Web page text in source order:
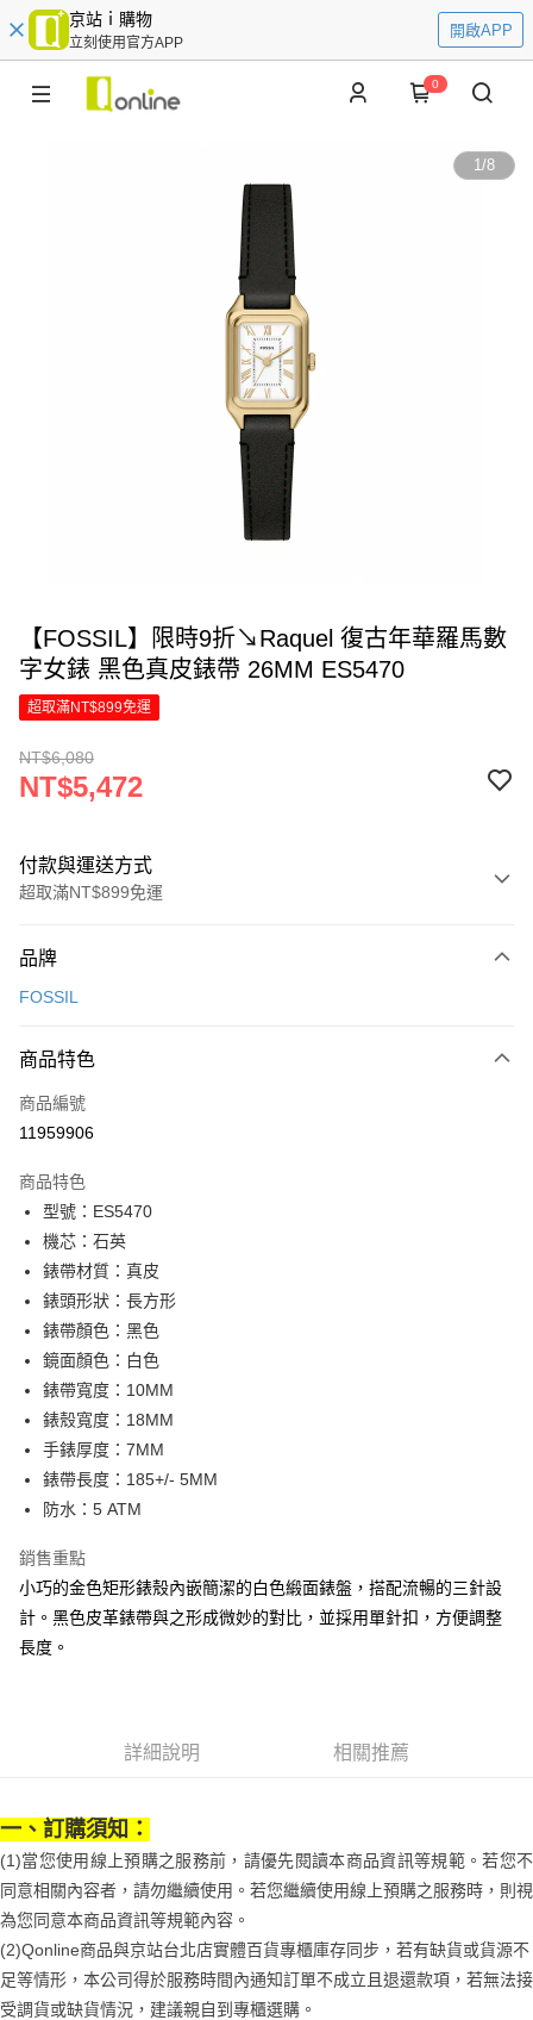
京站ｉ購物
立刻使用官方APP
開啟APP
0
1/8
【FOSSIL】限時9折↘Raquel 復古年華羅馬數
字女錶 黑色真皮錶帶 26MM ES5470
超取滿NT$899免運
NT$6,080
NT$5,472
付款與運送方式
超取滿NT$899免運
信用卡一次付款
6 期 0 利率 每期
合作金庫商業銀行
上海商業儲蓄銀行
臺灣中小企業銀行
匯豐（台灣）商業銀行
聯邦商業銀行
元大商業銀行
玉山商業銀行
台灣樂天信用卡公司
LINE Pay
Apple Pay
街口支付
悠遊付
Google Pay
全盈+PAY
大哥付你分期
相關說明
【大哥付你分期使用說明】
1.本服務由台灣大哥大提供，台灣大哥大用戶可立即使用無須另外申請。
2.付款方式選擇「大哥付你分期」，訂單成立後會自動跳轉到大哥付的交易
流程，驗證手機門號後，選擇欲分期的期數、繳款截止日，確認付款後即完
成交易。
4.訂單成立30分鐘內，如未前往確認交易或遇審核未通過，訂單將自動取
消。如遇「轉專審核」未通過狀況，表示未達大哥付你分期系統評分，恕無
法說明評估內容。
【繳款方式說明】
醒簡訊。
1.本服務係由「台灣大哥大股份有限公司」（以下簡稱本公司）所提供，讓
2.基於同意付款使用「大哥付你分期」之契約關係目的，商店將以您的個人
資料（包含姓名、電話或地址）提供予台灣大哥大進項蒐集、處理及利用，
由本公司與您本人進行分期帳單所需資料之確認、核對及更正。
3.完整用戶服務條款，請詳閱以下連結：https://oppay.tw/userRule
AFTEE先享後付
相關說明
AFTEE先享後付是「在收到商品之後才付款」的支付方式。 讓您購物簡單
１．簡單：不需註冊會員、不需綁卡、不需儲值。
２．便利：只要手機號碼，簡訊認證，即可結帳。
３．安心：先確認商品／服務後，再付款。
【「AFTEE先享後付」結帳流程】
ATM／網路銀行／等多元方式進行付款，方視為交易完成。
後付繳納相關費用。
※ 交易是否成功請以「AFTEE先享後付 」之結帳頁面顯示為準，若有關於
是否繳費成功／繳費後需取消欲退款等相關疑問，請聯繫「AFTEE先享後付
客戶支援中心」
https://netprotections.freshdesk.com/support/home
【注意事項】
１．透過由恩沛科技股份有限公司提供之「AFTEE先享後付」服務完成之交
權轉讓予恩沛科技股份有限公司。
２．關於個人資料處理事宜，請瀏覽以下網址：
ATM付款
運送方式
付款後全家取貨
每筆NT$70，滿NT$899(含以上)免運費
京站台北店客服中心(1F星巴克旁) 即日起不提供京站紙袋，取件時
請自備購物袋，若需購買紙袋可現場詢問
免運費
品牌
FOSSIL
商品特色
商品編號
11959906
商品特色
型號：ES5470
機芯：石英
錶帶材質：真皮
錶頭形狀：長方形
錶帶顏色：黑色
鏡面顏色：白色
錶帶寬度：10MM
錶殼寬度：18MM
手錶厚度：7MM
錶帶長度：185+/- 5MM
防水：5 ATM
銷售重點
小巧的金色矩形錶殼內嵌簡潔的白色緞面錶盤，搭配流暢的三針設
計。黑色皮革錶帶與之形成微妙的對比，並採用單針扣，方便調整
長度。
詳細說明 相關推薦
一、訂購須知：
(1)當您使用線上預購之服務前，請優先閱讀本商品資訊等規範。若您不
同意相關內容者，請勿繼續使用。若您繼續使用線上預購之服務時，則視
為您同意本商品資訊等規範內容。
(2)Qonline商品與京站台北店實體百貨專櫃庫存同步，若有缺貨或貨源不
足等情形，本公司得於服務時間內通知訂單不成立且退還款項，若無法接
受調貨或缺貨情況，建議親自到專櫃選購。